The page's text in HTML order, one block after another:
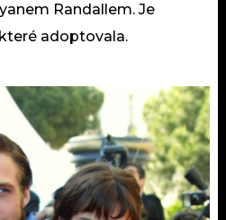
Randallem. Je
adoptovala.